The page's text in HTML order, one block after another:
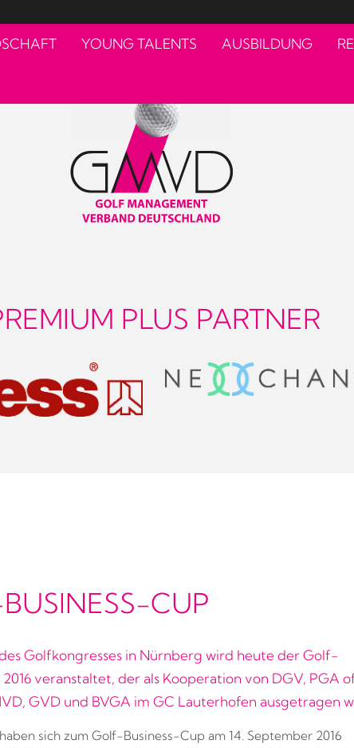
YOUNG TALENTS AUSBILDUNG
PLUS PARTNER
CUP
Golfkongresses in Nürnberg wird heute der Golf-
2016 veranstaltet, der als Kooperation von DGV, PGA
GVD und BVGA im GC Lauterhofen ausgetragen
sich zum Golf-Business-Cup am 14. September 2016